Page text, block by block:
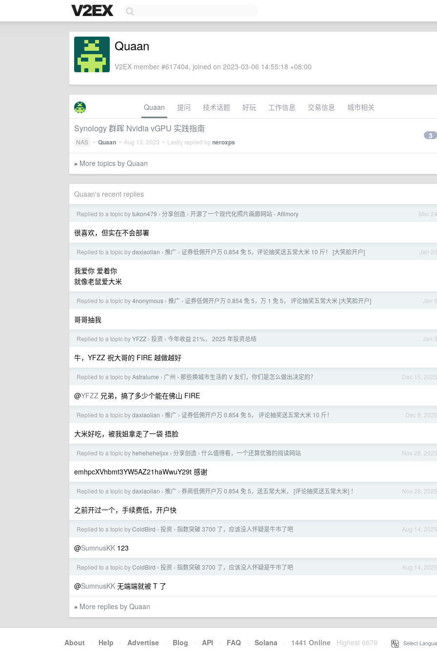
Quaan
V2EX member #617404, joined on 2023-03-06 14:55:18 +08:00
Quaan 提问 技术话题 好玩 工作信息 交易信息 城市相关
Synology 群晖 Nvidia vGPU 实践指南
NAS • Quaan • Aug 13, 2023 • Lastly replied byneroxps
3
» More topics by Quaan
Quaan's recent replies
Mar 24
Replied to a topic bytukon479 › 分享创造 › 开源了一个现代化照片画廊网站 - Afilmory
很喜欢，但实在不会部署
Jan 20
Replied to a topic bydaxiaolian › 推广 › 证券低佣开户万 0.854 免 5，评论抽奖送五常大米 10 斤！ [大笑脸开户]
我爱你 爱着你
就像老鼠爱大米
Jan 5
Replied to a topic by4nonymous › 推广 › 证券低佣开户万 0.854 免 5，万 1 免 5， 评论抽奖五常大米 [大笑脸开户]
哥哥抽我
Jan 3
Replied to a topic byYFZZ › 投资 › 今年收益 21%， 2025 年投资总结
牛，YFZZ 祝大哥的 FIRE 越做越好
Dec 15, 2025
Replied to a topic byAstralume › 广州 › 那些换城市生活的 V 友们，你们是怎么做出决定的？
@YFZZ 兄弟，搞了多少个能在佛山 FIRE
Dec 8, 2025
Replied to a topic bydaxiaolian › 推广 › 证券低佣开户万 0.854 免 5， 评论抽奖送五常大米 10 斤！
大米好吃，被我姐拿走了一袋 捂脸
Nov 28, 2025
Replied to a topic by heheheheljxx › 分享创造 › 什么值得看，一个还算优雅的阅读网站
emhpcXVhbmt3YW5AZ21haWwuY29t 感谢
Nov 28, 2025
Replied to a topic bydaxiaolian › 推广 › 券商低佣开户万 0.854 免 5，送五常大米， [评论抽奖送五常大米] ！
之前开过一个，手续费低，开户快
Aug 14, 2025
Replied to a topic byColdBird › 投资 › 指数突破 3700 了，应该没人怀疑是牛市了吧
@SumnusKK 123
Aug 14, 2025
Replied to a topic byColdBird › 投资 › 指数突破 3700 了，应该没人怀疑是牛市了吧
@SumnusKK 无端端就被 T 了
» More replies by Quaan
About · Help · Advertise · Blog · API · FAQ · Solana · 1441 Online Highest 6679 Select